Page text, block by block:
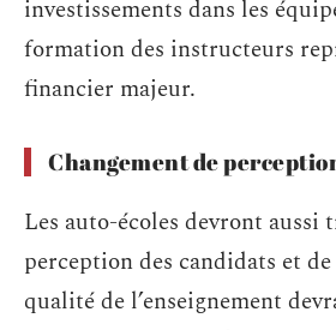
investissements dans les
formation des instructeurs
financier majeur.
Changement de
Les auto-écoles devront aussi
perception des candidats et
qualité de l’enseignement